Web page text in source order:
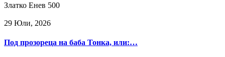
Златко Енев 500
29 Юли, 2026
Под прозореца на баба Тонка, или:…